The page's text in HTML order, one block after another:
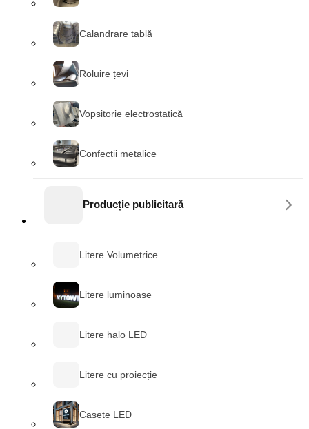
Calandrare tablă
Roluire țevi
Vopsitorie electrostatică
Confecții metalice
Producție publicitară
Litere Volumetrice
Litere luminoase
Litere halo LED
Litere cu proiecție
Casete LED